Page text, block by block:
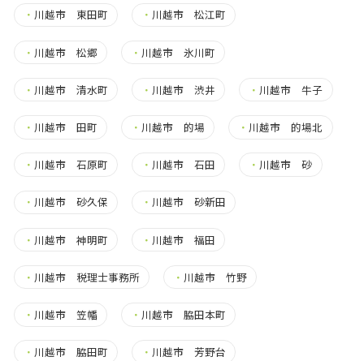
・ 川越市 東田町 ・ 川越市 松江町
・ 川越市 松郷 ・ 川越市 氷川町
・ 川越市 清水町 ・ 川越市 渋井 ・ 川越市 牛子
・ 川越市 田町 ・ 川越市 的場 ・ 川越市 的場北
・ 川越市 石原町 ・ 川越市 石田 ・ 川越市 砂
・ 川越市 砂久保 ・ 川越市 砂新田
・ 川越市 神明町 ・ 川越市 福田
・ 川越市 税理士事務所 ・ 川越市 竹野
・ 川越市 笠幡 ・ 川越市 脇田本町
・ 川越市 脇田町 ・ 川越市 芳野台